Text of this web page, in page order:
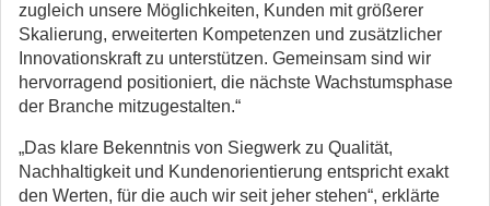
zugleich unsere Möglichkeiten, Kunden mit größerer
Skalierung, erweiterten Kompetenzen und zusätzlicher
Innovationskraft zu unterstützen. Gemeinsam sind wir
hervorragend positioniert, die nächste Wachstumsphase
der Branche mitzugestalten.“
„Das klare Bekenntnis von Siegwerk zu Qualität,
Nachhaltigkeit und Kundenorientierung entspricht exakt
den Werten, für die auch wir seit jeher stehen“, erklärte